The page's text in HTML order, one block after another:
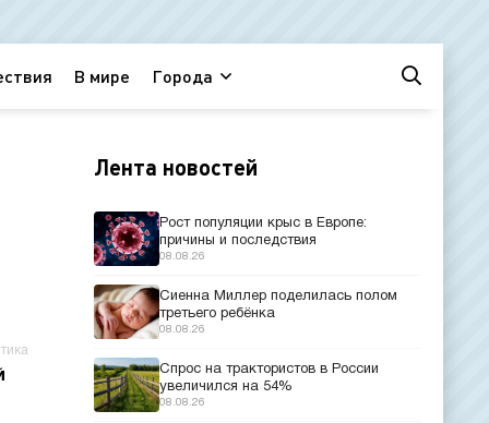
В мире Города
Лента новостей
Рост популяции крыс в Европе:
причины и последствия
08.08.26
Сиенна Миллер поделилась полом
третьего ребёнка
08.08.26
Спрос на трактористов в России
увеличился на 54%
08.08.26